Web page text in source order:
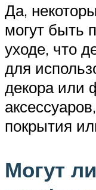
Да,
могут быть
уходе, что
для
декора или
покрытия
Могут ли